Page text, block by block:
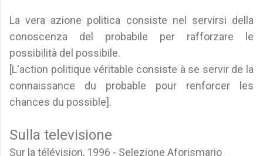
La vera azione politica consiste nel servirsi della
conoscenza del probabile per rafforzare le
possibilità del possibile.
[L'action politique véritable consiste à se servir de la
connaissance du probable pour renforcer les
chances du possible].
Sulla televisione
Sur la télévision, 1996 - Selezione Aforismario